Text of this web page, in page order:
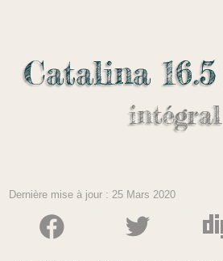
Catalina 16.5
intégral
Dernière mise à jour : 25 Mars 2020